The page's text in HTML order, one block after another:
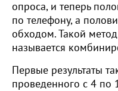
опроса, и теперь
по телефону, а
обходом. Такой
называется
Первые результаты
проведенного с 4 по